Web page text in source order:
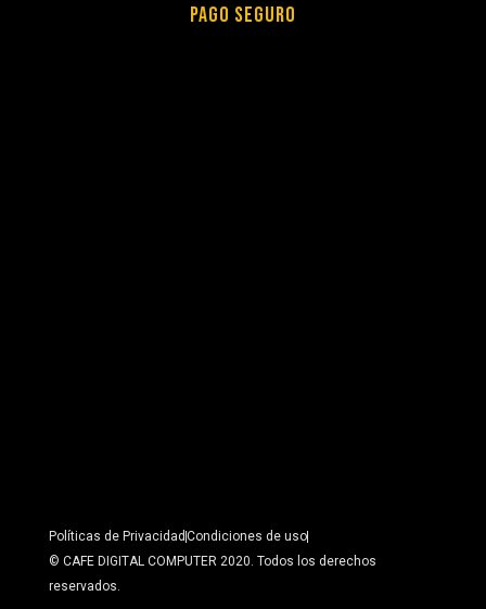
PAGO SEGURO
Políticas de Privacidad Condiciones de uso
© CAFE DIGITAL COMPUTER 2020. Todos los derechos
reservados.